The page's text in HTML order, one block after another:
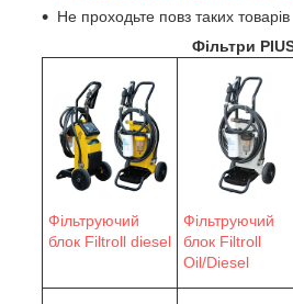
Не проходьте повз таких товарів
Фільтри
Фільтруючий
блок Filtroll diesel
Фільтруючий
блок Filtroll
Oil/Diesel